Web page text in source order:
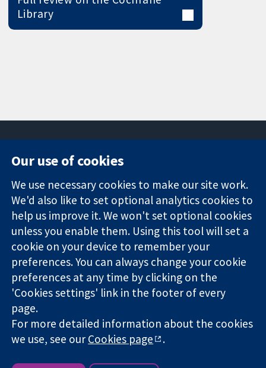
Library
Trusted
evidence.
Informed
decisions.
Better health.
Square
London
W1G 0AN
영국
News
Press office
About us
작업
Cochrane
Library
The Cochrane Collaboration is a charity (no. 1045921) and a
company limited by guarantee (no. 03044323) registered in
England & Wales. VAT registration number GB 718 2127 49.
Copyright © 2026 The Cochrane Collaboration
Website Terms & Conditions|Disclaimer
Our use of cookies
We use necessary cookies to make our site work.
We'd also like to set optional analytics cookies to
help us improve it. We won't set optional cookies
unless you enable them. Using this tool will set a
cookie on your device to remember your
preferences. You can always change your cookie
preferences at any time by clicking on the
'Cookies settings' link in the footer of every
page.
For more detailed information about the cookies
we use, see ourCookies page .